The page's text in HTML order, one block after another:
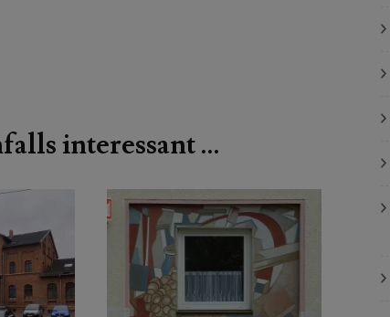
interessant …